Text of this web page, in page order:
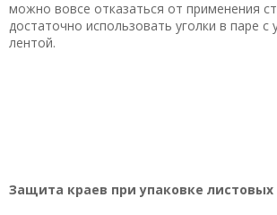
можно вовсе отказаться от применения
достаточно использовать уголки в паре с
лентой.
Защита краев при упаковке